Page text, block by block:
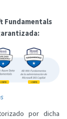
Fundamentals
por dicha